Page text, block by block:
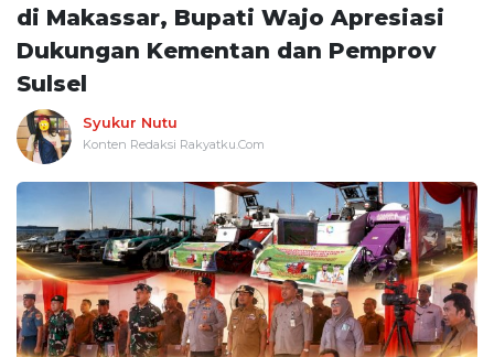
di Makassar, Bupati Wajo Apresiasi
Dukungan Kementan dan Pemprov
Sulsel
Syukur Nutu
Konten Redaksi Rakyatku.Com